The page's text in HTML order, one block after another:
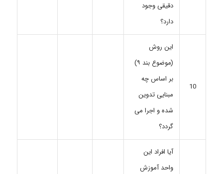
دقیقی وجود
دارد؟
10
این روش
(موضوع بند ۹)
بر اساس چه
مبنایی تدوین
شده و اجرا می
گردد؟
آیا افراد این
واحد آموزش